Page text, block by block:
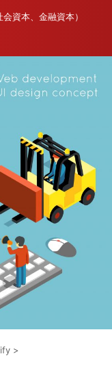
資本、金融資本）
>